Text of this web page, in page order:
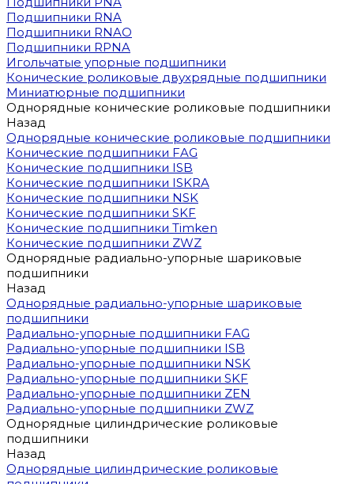
Подшипники RNA
Подшипники RNAO
Подшипники RPNA
Игольчатые упорные подшипники
Конические роликовые двухрядные подшипники
Миниатюрные подшипники
Однорядные конические роликовые подшипники
Назад
Однорядные конические роликовые подшипники
Конические подшипники FAG
Конические подшипники ISB
Конические подшипники ISKRA
Конические подшипники NSK
Конические подшипники SKF
Конические подшипники Timken
Конические подшипники ZWZ
Однорядные радиально-упорные шариковые
подшипники
Назад
Однорядные радиально-упорные шариковые
подшипники
Радиально-упорные подшипники FAG
Радиально-упорные подшипники ISB
Радиально-упорные подшипники NSK
Радиально-упорные подшипники SKF
Радиально-упорные подшипники ZEN
Радиально-упорные подшипники ZWZ
Однорядные цилиндрические роликовые
подшипники
Назад
Однорядные цилиндрические роликовые